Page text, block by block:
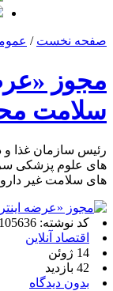
صفحه نخست /
مجوز
سلامت
رئیس سازمان غذا و
های علوم پزشکی
های سلامت غیر
کد نوشته: 105636
اقتصاد آنلاین
14 ژوئن
42 بازدید
بدون دیدگاه